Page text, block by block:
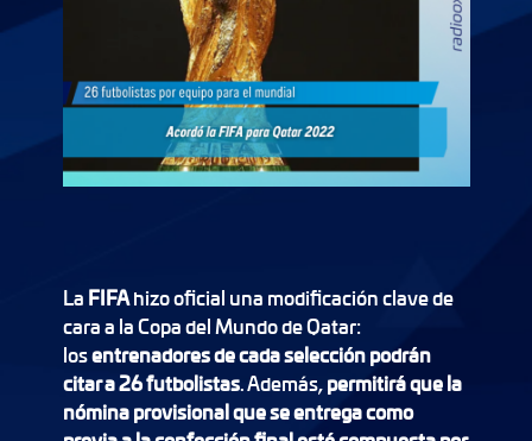
La FIFAhizo oficial una modificación clave de
cara a la Copa del Mundo de Qatar:
losentrenadores de cada selección podrán
citar a 26 futbolistas. Además,permitirá que la
nómina provisional que se entrega como